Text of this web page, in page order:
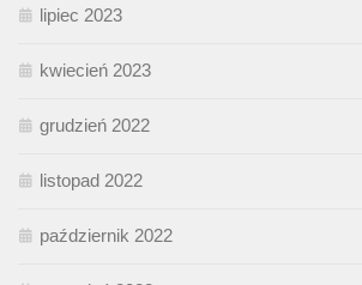
lipiec 2023
kwiecień 2023
grudzień 2022
listopad 2022
październik 2022